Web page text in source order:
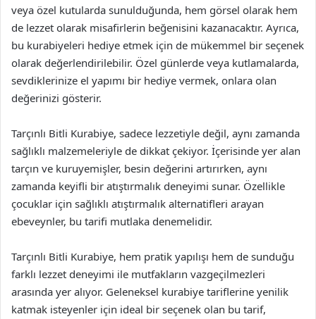
veya özel kutularda sunulduğunda, hem görsel olarak hem
de lezzet olarak misafirlerin beğenisini kazanacaktır. Ayrıca,
bu kurabiyeleri hediye etmek için de mükemmel bir seçenek
olarak değerlendirilebilir. Özel günlerde veya kutlamalarda,
sevdiklerinize el yapımı bir hediye vermek, onlara olan
değerinizi gösterir.
Tarçınlı Bitli Kurabiye, sadece lezzetiyle değil, aynı zamanda
sağlıklı malzemeleriyle de dikkat çekiyor. İçerisinde yer alan
tarçın ve kuruyemişler, besin değerini artırırken, aynı
zamanda keyifli bir atıştırmalık deneyimi sunar. Özellikle
çocuklar için sağlıklı atıştırmalık alternatifleri arayan
ebeveynler, bu tarifi mutlaka denemelidir.
Tarçınlı Bitli Kurabiye, hem pratik yapılışı hem de sunduğu
farklı lezzet deneyimi ile mutfakların vazgeçilmezleri
arasında yer alıyor. Geleneksel kurabiye tariflerine yenilik
katmak isteyenler için ideal bir seçenek olan bu tarif,